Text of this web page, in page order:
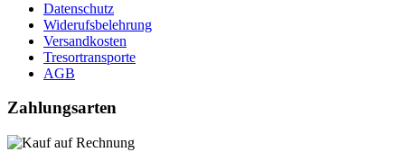
Datenschutz
Widerufsbelehrung
Versandkosten
Tresortransporte
AGB
Zahlungsarten